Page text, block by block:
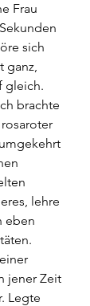
Frau
sich
ganz,
gleich.
brachte
lehre
eben
jener Zeit
Legte